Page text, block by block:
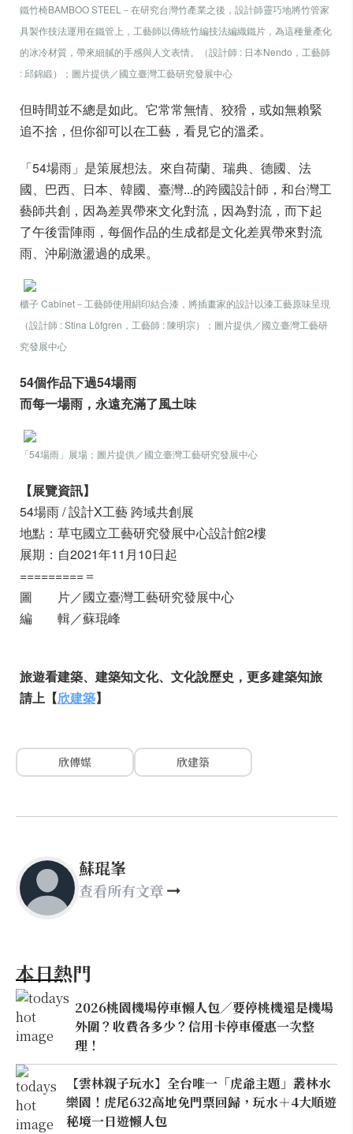
鐵竹椅BAMBOO STEEL－在研究台灣竹產業之後，設計師靈巧地將竹管家
具製作技法運用在鐵管上，工藝師以傳統竹編技法編織鐵片，為這種量產化
的冰冷材質，帶來細膩的手感與人文表情。（設計師 : 日本Nendo，工藝師
: 邱錦緞）；圖片提供／國立臺灣工藝研究發展中心
但時間並不總是如此。它常常無情、狡猾，或如無賴緊
追不捨，但你卻可以在工藝，看見它的溫柔。
「54場雨」是策展想法。來自荷蘭、瑞典、德國、法
國、巴西、日本、韓國、臺灣...的跨國設計師，和台灣工
藝師共創，因為差異帶來文化對流，因為對流，而下起
了午後雷陣雨，每個作品的生成都是文化差異帶來對流
雨、沖刷激盪過的成果。
櫃子 Cabinet－工藝師使用絹印結合漆，將插畫家的設計以漆工藝原味呈現
（設計師 : Stina Löfgren，工藝師 : 陳明宗）；圖片提供／國立臺灣工藝研
究發展中心
54個作品下過54場雨
而每一場雨，永遠充滿了風土味
「54場雨」展場 ；圖片提供／國立臺灣工藝研究發展中心
【展覽資訊】
54場雨 / 設計X工藝 跨域共創展
地點：草屯國立工藝研究發展中心設計館2樓
展期：自2021年11月10日起
=========＝
圖 片／國立臺灣工藝研究發展中心
編 輯／蘇琨峰
旅遊看建築、建築知文化、文化說歷史，更多建築知旅
請上【欣建築】
欣傳媒 欣建築
蘇琨峯
查看所有文章
本日熱門
2026桃園機場停車懶人包／要停桃機還是機場
外圍？收費各多少？信用卡停車優惠一次整
理！
【雲林親子玩水】全台唯一「虎爺主題」叢林水
樂園！虎尾632高地免門票回歸，玩水＋4大順遊
秘境一日遊懶人包